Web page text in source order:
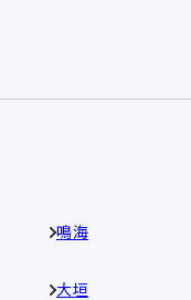
鳴海
大垣